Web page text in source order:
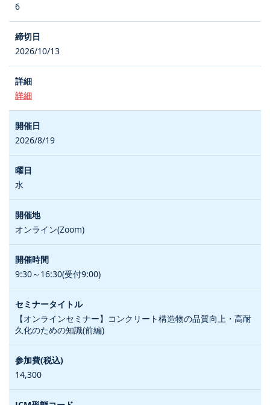
6
2026/10/13
詳細
2026/8/19
水
オンライン(Zoom)
9:30～16:30(受付9:00)
【オンラインセミナー】コンクリート構造物の品質向上・高耐
久化のための知識(前編)
14,300